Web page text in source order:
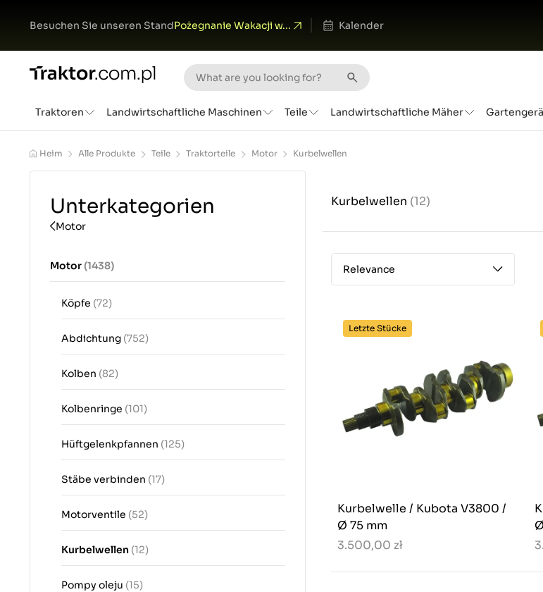
Besuchen Sie unseren StandPożegnanie Wakacji w... Kalender
Traktoren Landwirtschaftliche Maschinen Teile Landwirtschaftliche Mäher
Heim Alle Produkte Teile Traktorteile Motor Kurbelwellen
Unterkategorien
Motor
Motor(1438)
Köpfe (72)
Abdichtung (752)
Kolben (82)
Kolbenringe (101)
Hüftgelenkpfannen (125)
Stäbe verbinden (17)
Motorventile (52)
Kurbelwellen (12)
Pompy oleju (15)
Kurbelwellen (12)
Relevance
Letzte Stücke
Kurbelwelle / Kubota V3800 /
Ø 75 mm
3.500,00 zł